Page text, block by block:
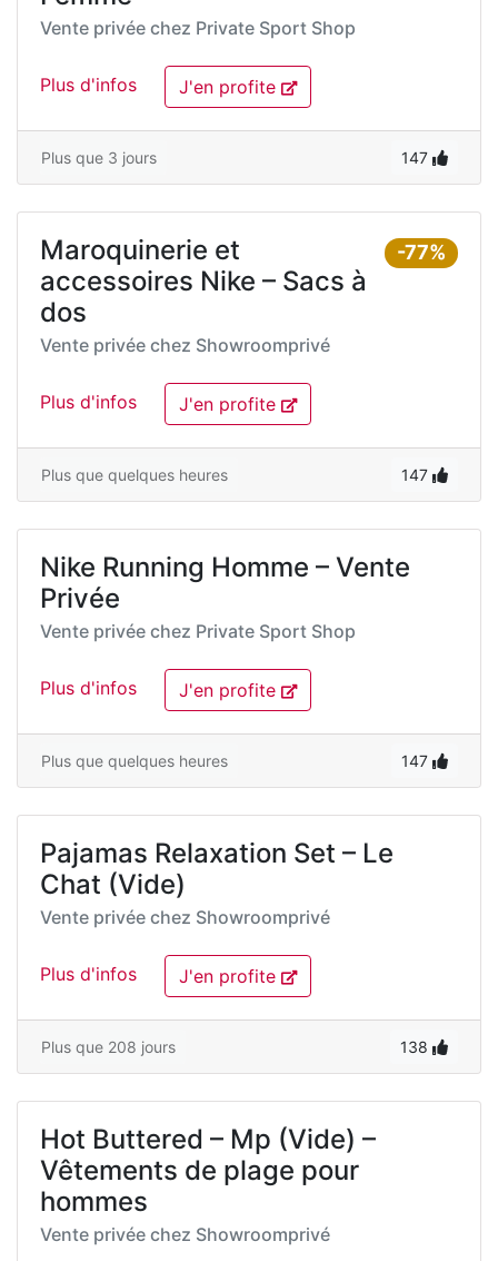
Vente privée chez Private Sport Shop
Plus d'infos J'en profite
Plus que 3 jours 147
-77%
Maroquinerie et
accessoires Nike – Sacs à
dos
Vente privée chez Showroomprivé
Plus d'infos J'en profite
Plus que quelques heures 147
Nike Running Homme – Vente
Privée
Vente privée chez Private Sport Shop
Plus d'infos J'en profite
Plus que quelques heures 147
Pajamas Relaxation Set – Le
Chat (Vide)
Vente privée chez Showroomprivé
Plus d'infos J'en profite
Plus que 208 jours 138
Hot Buttered – Mp (Vide) –
Vêtements de plage pour
hommes
Vente privée chez Showroomprivé